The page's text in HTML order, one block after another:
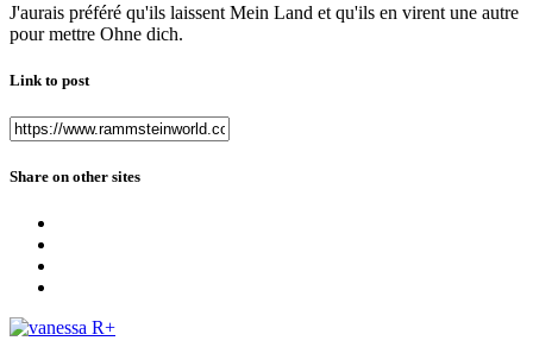
J'aurais préféré qu'ils laissent Mein Land et qu'ils en virent une autre
pour mettre Ohne dich.
Link to post
Share on other sites